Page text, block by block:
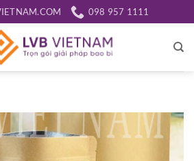
098 957 1111